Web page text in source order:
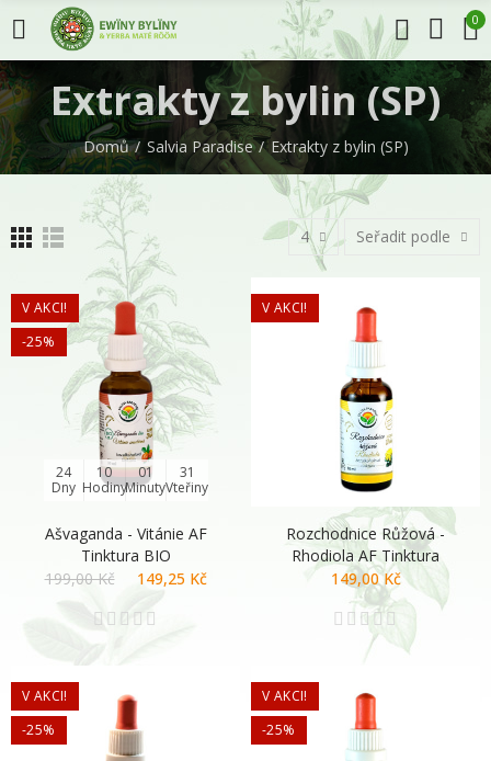
0
Extrakty z bylin (SP)
Domů Salvia Paradise Extrakty z bylin (SP)
4 Seřadit podle
V AKCI!
-25%
24
Dny
10
Hodiny
01
Minuty
30
Vteřiny
Ašvaganda - Vitánie AF
Tinktura BIO
199,00 Kč
149,25 Kč
V AKCI!
Rozchodnice Růžová -
Rhodiola AF Tinktura
149,00 Kč
V AKCI!
-25%
V AKCI!
-25%